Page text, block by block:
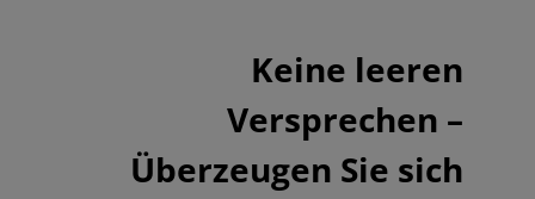
Keine leeren
Versprechen –
Überzeugen Sie sich